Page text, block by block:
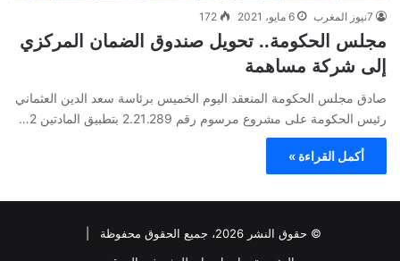
7نيوز المغرب 6 مايو، 2021 172
مجلس الحكومة.. تحويل صندوق الضمان المركزي
إلى شركة مساهمة
صادق مجلس الحكومة المنعقد اليوم الخميس برئاسة سعد الدين العثماني
رئيس الحكومة على مشروع مرسوم رقم 2.21.289 بتطبيق المادتين 2…
أكمل القراءة »
© حقوق النشر 2026، جميع الحقوق محفوظة |